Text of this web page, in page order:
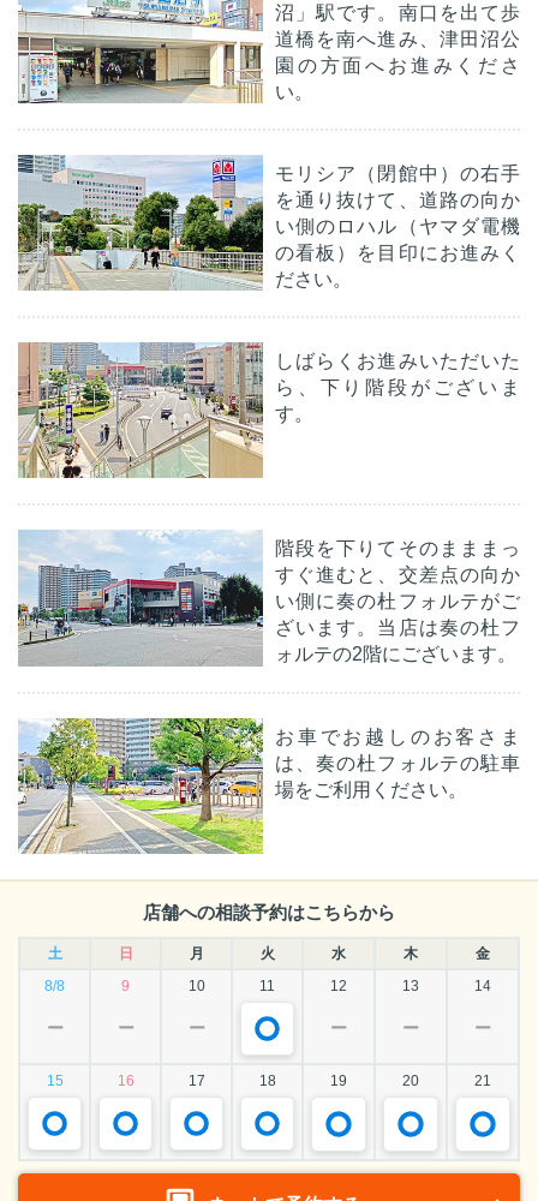
沼」駅です。南口を出て歩
道橋を南へ進み、津田沼公
園の方面へお進みくださ
い。
モリシア（閉館中）の右手
を通り抜けて、道路の向か
い側のロハル（ヤマダ電機
の看板）を目印にお進みく
ださい。
しばらくお進みいただいた
ら、下り階段がございま
す。
階段を下りてそのまままっ
すぐ進むと、交差点の向か
い側に奏の杜フォルテがご
ざいます。当店は奏の杜フ
ォルテの2階にございます。
お車でお越しのお客さま
は、奏の杜フォルテの駐車
場をご利用ください。
店舗への相談予約はこちらから
土 日 月 火 水 木
金
8/8
9 10 11 12 13 14
ー ー ー ー ー ー
15 16 17 18 19 20 21